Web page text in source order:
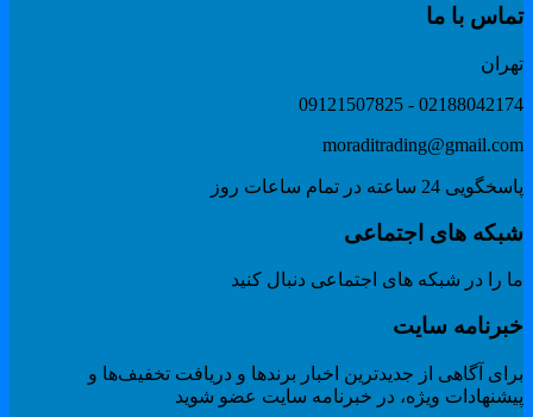
با ما
02188042174 -
24 ساعته در تمام ساعات روز
های اجتماعی
را در شبکه های اجتماعی دنبال کنید
سایت
آگاهی از جدیدترین اخبار برندها و دریافت تخفیف‌ها و
ویژه، در خبرنامه سایت عضو شوید